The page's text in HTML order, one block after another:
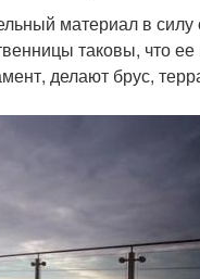
материал в силу
таковы, что
делают брус,